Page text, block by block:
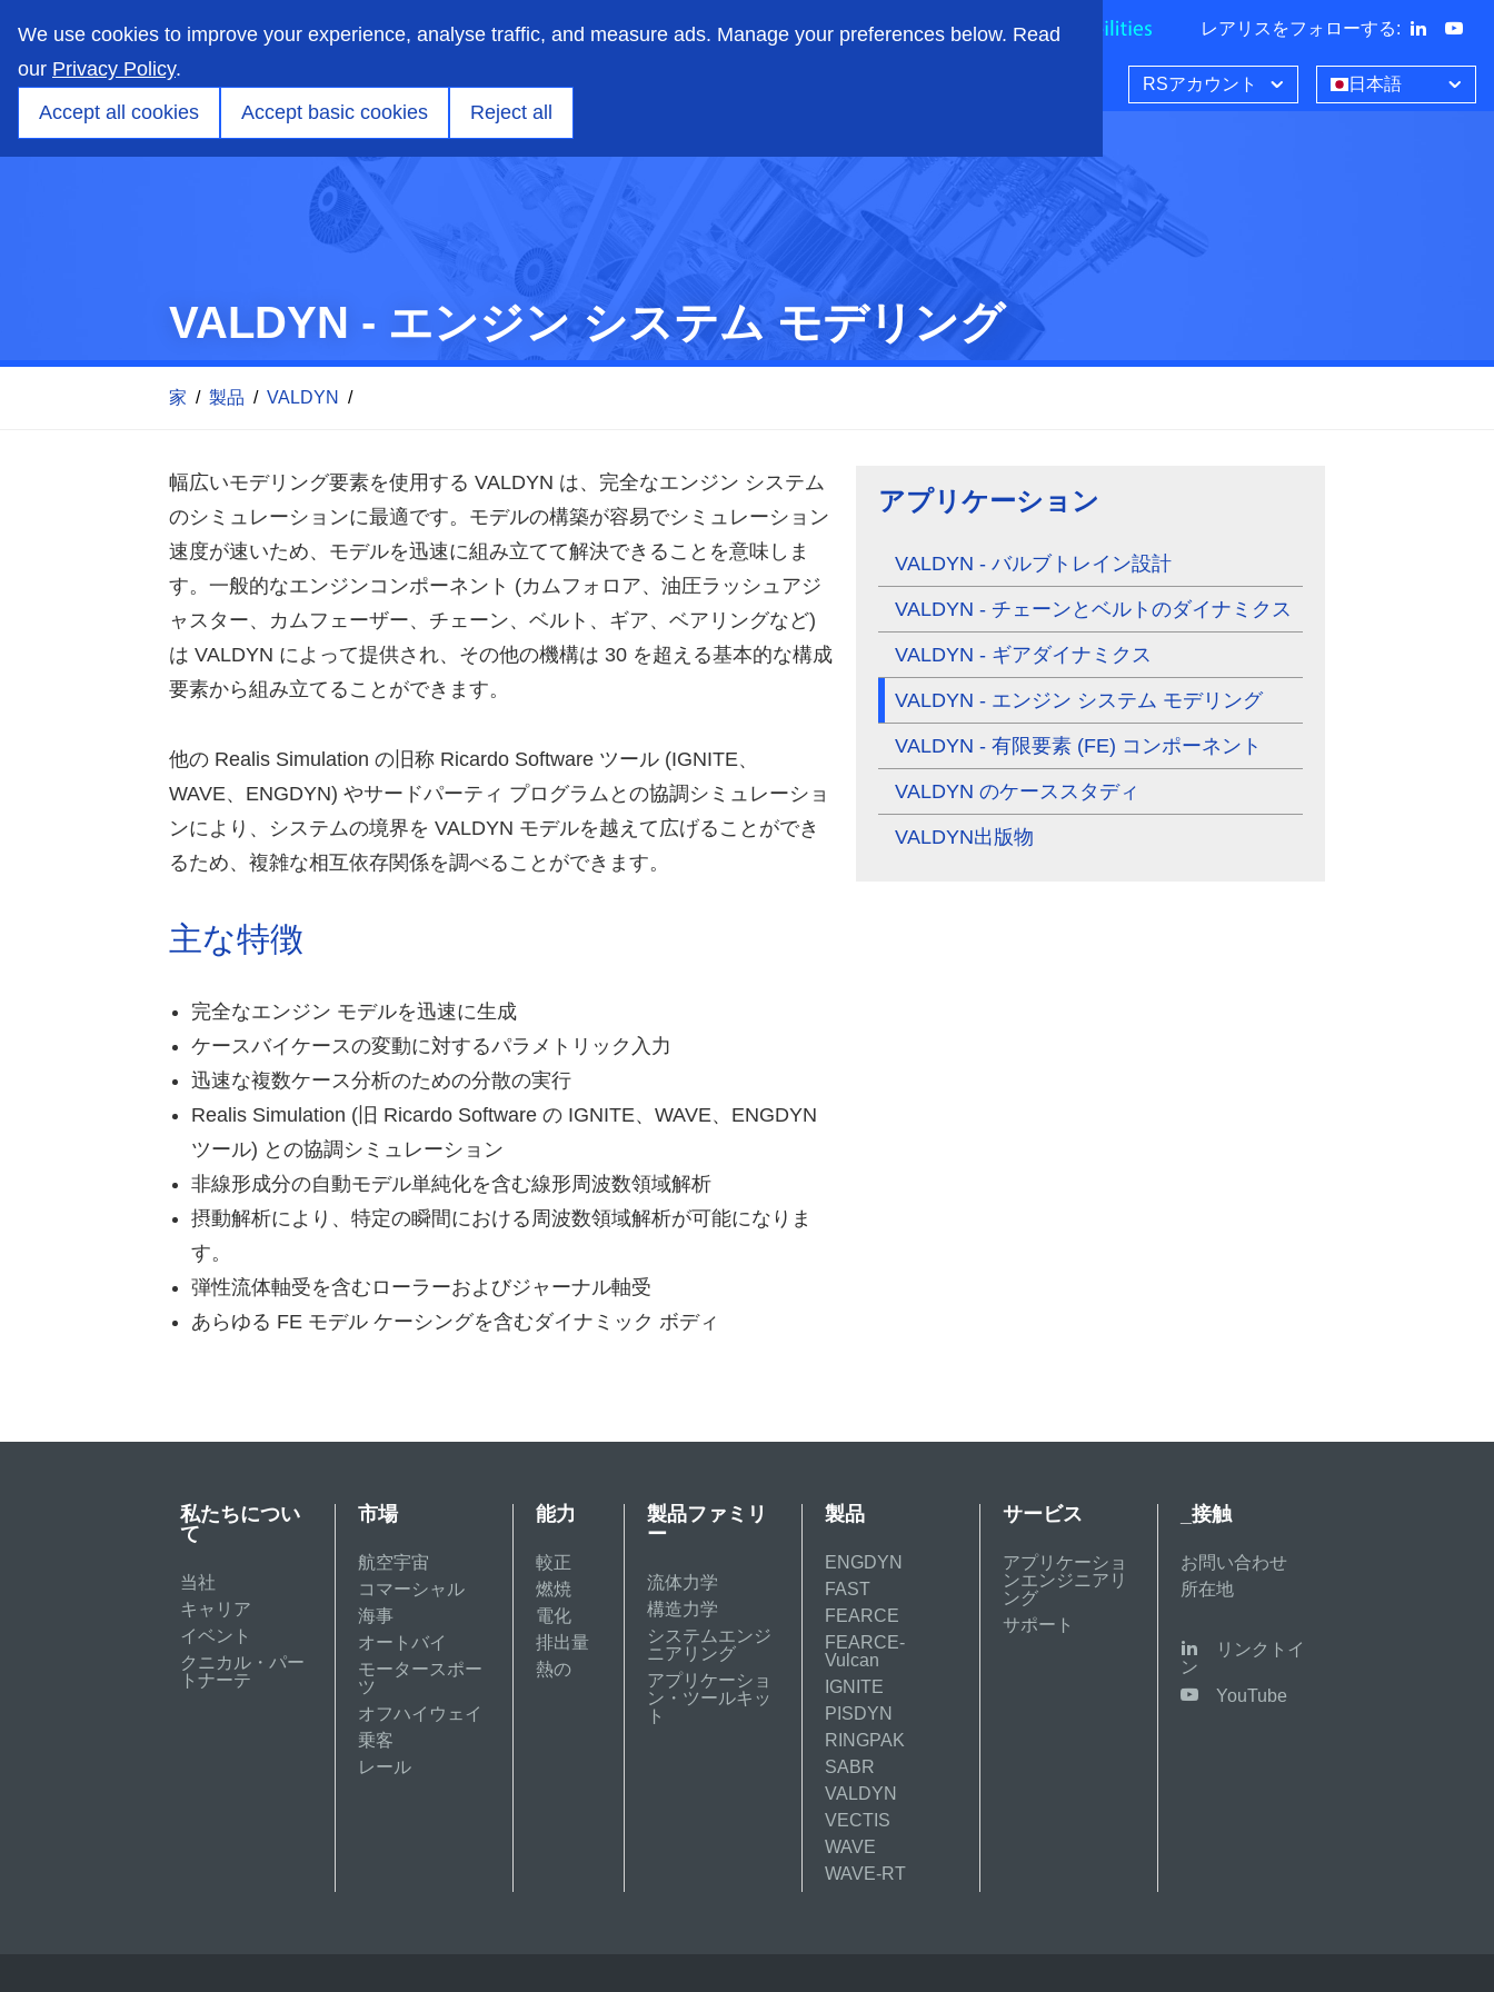
We use cookies to improve your experience, analyse traffic, and measure ads. Manage your preferences below. Read
our Privacy Policy.
Accept all cookies
Accept basic cookies Reject all
main
content
レアリスをフォローする:
市場 能力 製品 アプリケーションエンジニアリング RSアカウント 日本語
VALDYN - エンジン システム モデリング
家 / 製品 / VALDYN /
幅広いモデリング要素を使用する VALDYN は、完全なエンジン システム
のシミュレーションに最適です。モデルの構築が容易でシミュレーション
速度が速いため、モデルを迅速に組み立てて解決できることを意味しま
す。一般的なエンジンコンポーネント (カムフォロア、油圧ラッシュアジ
ャスター、カムフェーザー、チェーン、ベルト、ギア、ベアリングなど)
は VALDYN によって提供され、その他の機構は 30 を超える基本的な構成
要素から組み立てることができます。
他の Realis Simulation の旧称 Ricardo Software ツール (IGNITE、
WAVE、ENGDYN) やサードパーティ プログラムとの協調シミュレーショ
ンにより、システムの境界を VALDYN モデルを越えて広げることができ
るため、複雑な相互依存関係を調べることができます。
主な特徴
完全なエンジン モデルを迅速に生成
ケースバイケースの変動に対するパラメトリック入力
迅速な複数ケース分析のための分散の実行
Realis Simulation (旧 Ricardo Software の IGNITE、WAVE、ENGDYN
ツール) との協調シミュレーション
非線形成分の自動モデル単純化を含む線形周波数領域解析
摂動解析により、特定の瞬間における周波数領域解析が可能になりま
す。
弾性流体軸受を含むローラーおよびジャーナル軸受
あらゆる FE モデル ケーシングを含むダイナミック ボディ
アプリケーション
VALDYN - バルブトレイン設計
VALDYN - チェーンとベルトのダイナミクス
VALDYN - ギアダイナミクス
VALDYN - エンジン システム モデリング
VALDYN - 有限要素 (FE) コンポーネント
VALDYN のケーススタディ
VALDYN出版物
私たちについ
て
当社
キャリア
イベント
クニカル・パー
トナーテ
市場
航空宇宙
コマーシャル
海事
オートバイ
モータースポー
ツ
オフハイウェイ
乗客
レール
能力
較正
燃焼
電化
排出量
熱の
製品ファミリ
ー
流体力学
構造力学
システムエンジ
ニアリング
アプリケーショ
ン・ツールキッ
ト
製品
ENGDYN
FAST
FEARCE
FEARCE-
Vulcan
IGNITE
PISDYN
RINGPAK
SABR
VALDYN
VECTIS
WAVE
WAVE-RT
サービス
アプリケーショ
ンエンジニアリ
ング
サポート
_接触
お問い合わせ
所在地
リンクトイ
ン
YouTube